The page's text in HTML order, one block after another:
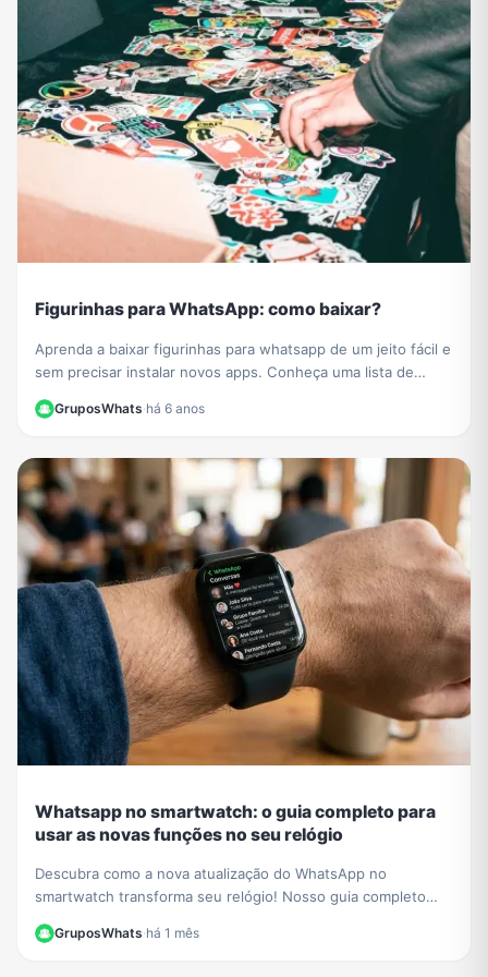
Figurinhas para WhatsApp: como baixar?
Aprenda a baixar figurinhas para whatsapp de um jeito fácil e
sem precisar instalar novos apps. Conheça uma lista de
stickers para compartilhar com todos os seus contatos.
GruposWhats·há 6 anos
Whatsapp no smartwatch: o guia completo para
usar as novas funções no seu relógio
Descubra como a nova atualização do WhatsApp no
smartwatch transforma seu relógio! Nosso guia completo
GruposWhats·há 1 mês